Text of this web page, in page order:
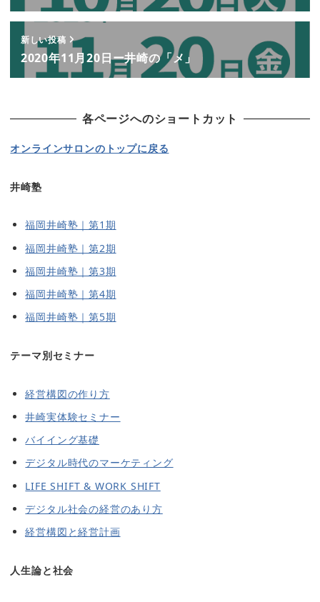
新しい投稿
2020年11月20日ー井崎の「メ」
各ページへのショートカット
オンラインサロンのトップに戻る
井崎塾
福岡井崎塾｜第1期
福岡井崎塾｜第2期
福岡井崎塾｜第3期
福岡井崎塾｜第4期
福岡井崎塾｜第5期
テーマ別セミナー
経営構図の作り方
井崎実体験セミナー
バイイング基礎
デジタル時代のマーケティング
LIFE SHIFT & WORK SHIFT
デジタル社会の経営のあり方
経営構図と経営計画
人生論と社会